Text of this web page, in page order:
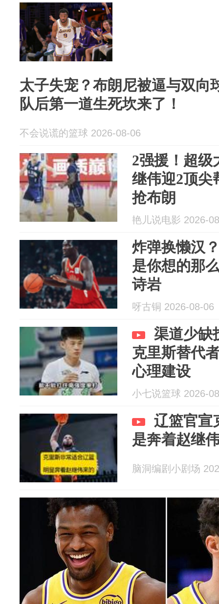
太子失宠？布朗尼被逼与双向
队后第一道生死坎来了！
不会说谎的篮球 2026-08-06
2强援！超级
继伟迎2顶尖
抢布朗
艳儿说电影 2026-
炸弹换懒汉
是你想的那
诗岩
呀古铜 2026-08-06
渠道少缺
克里斯替代
心理建设
小七说篮球 2026-
辽篮官宣
是奔着赵继
脑洞编剧小剧场